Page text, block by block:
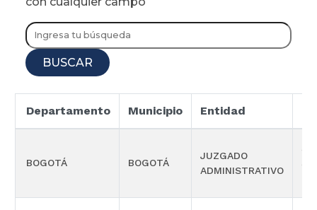
BUSCAR
Departamento Municipio Entidad
BOGOTÁ BOGOTÁ
JUZGADO
ADMINISTRATIVO